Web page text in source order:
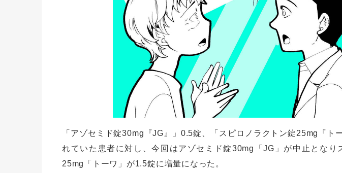
「アゾセミド錠30mg『JG』」0.5錠、「スピロノラクトン錠25mg『ト
れていた患者に対し、今回はアゾセミド錠30mg「JG」が中止となり
25mg「トーワ」が1.5錠に増量になった。